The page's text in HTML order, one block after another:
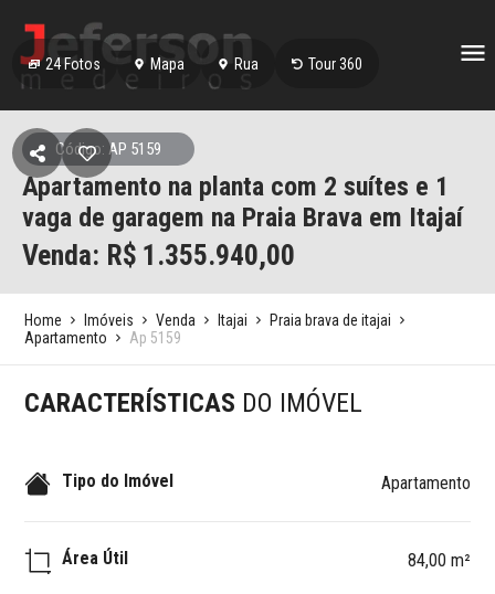
24Fotos Mapa Rua Tour 360
Código: AP 5159
Apartamento na planta com 2 suítes e 1
vaga de garagem na Praia Brava em Itajaí
Venda: R$ 1.355.940,00
Home Imóveis Venda Itajai
Praia brava de itajai
Apartamento
Ap 5159
CARACTERÍSTICAS DO IMÓVEL
Tipo do Imóvel Apartamento
Área Útil 84,00 m²